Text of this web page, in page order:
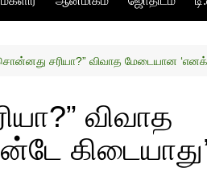
சரியா?” விவாத மேடையான
விவாத